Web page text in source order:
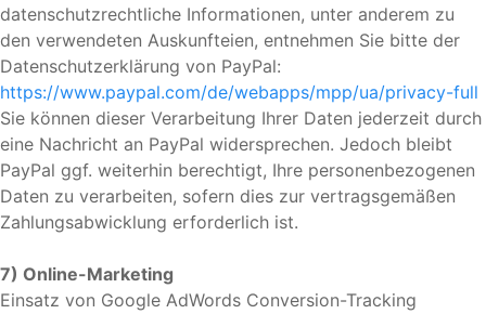
datenschutzrechtliche Informationen, unter anderem zu
den verwendeten Auskunfteien, entnehmen Sie bitte der
Datenschutzerklärung von PayPal:
https://www.paypal.com/de/webapps/mpp/ua/privacy-full
Sie können dieser Verarbeitung Ihrer Daten jederzeit durch
eine Nachricht an PayPal widersprechen. Jedoch bleibt
PayPal ggf. weiterhin berechtigt, Ihre personenbezogenen
Daten zu verarbeiten, sofern dies zur vertragsgemäßen
Zahlungsabwicklung erforderlich ist.
7) Online-Marketing
Einsatz von Google AdWords Conversion-Tracking